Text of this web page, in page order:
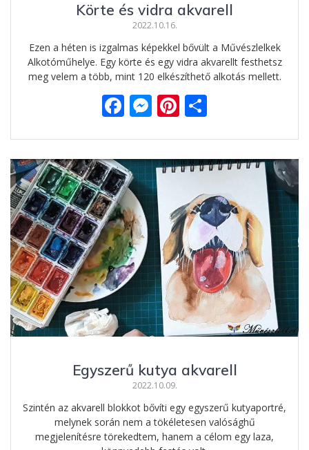
Körte és vidra akvarell
2022.10.16.
Ezen a héten is izgalmas képekkel bővült a Művészlelkek
Alkotóműhelye. Egy körte és egy vidra akvarellt festhetsz
meg velem a több, mint 120 elkészíthető alkotás mellett.
F
e
b
o
o
k
M
ss
e
n
g
er
Pi
er
e
st
za
m
e
g
Egyszerű kutya akvarell
2022.10.09.
Szintén az akvarell blokkot bővíti egy egyszerű kutyaportré,
melynek során nem a tökéletesen valósághű
megjelenítésre törekedtem, hanem a célom egy laza,